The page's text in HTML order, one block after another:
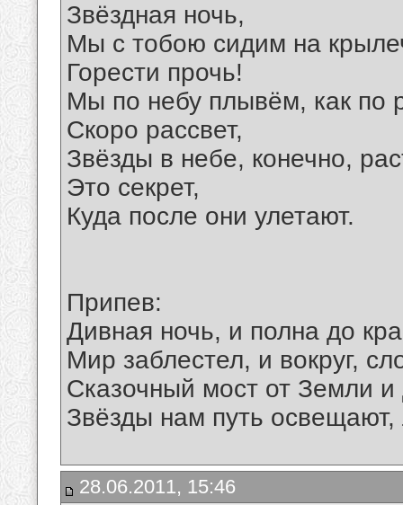
Звёздная ночь,
Мы с тобою сидим на
Горести прочь!
Мы по небу плывём, как по
Скоро рассвет,
Звёзды в небе, конечно,
Это секрет,
Куда после они улетают.
Припев:
Дивная ночь, и полна до
Мир заблестел, и вокруг,
Сказочный мост от Земли
Звёзды нам путь
28.06.2011, 15:46